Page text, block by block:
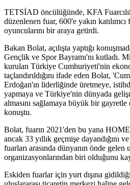
TETSİAD öncülüğünde, KFA
düzenlenen fuar, 600'e yakın
oyuncularını bir araya getirdi.
Bakan Bolat, açılışta yaptığı
Gençlik ve Spor Bayramı'nı kutladı.
kurulan Türkiye Cumhuriyeti'nin
taçlandırıldığını ifade eden Bolat,
Erdoğan'ın liderliğinde üretmeye,
yapmaya ve Türkiye'nin dünyada
almasını sağlamaya büyük bir
konuştu.
Bolat, fuarın 2021'den bu yana
ancak 33 yıllık geçmişe dayandığını
fuarları arasında dünyanın önde gelen
organizasyonlarından biri olduğunu
Eskiden fuarlar için yurt dışına